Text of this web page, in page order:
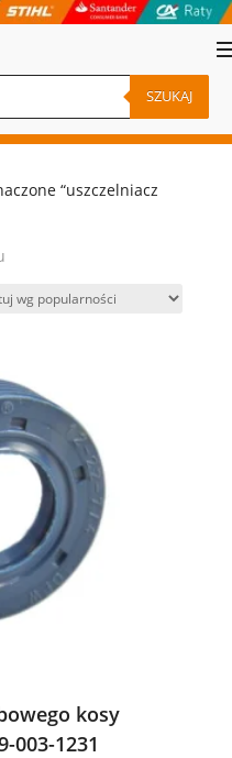
SZUKAJ
“uszczelniacz
kosy
003-1231